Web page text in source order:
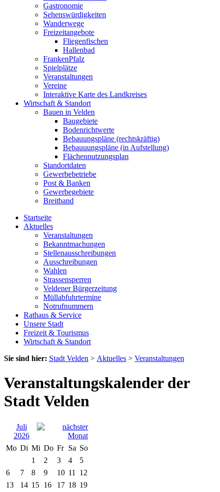
Gastronomie
Sehenswürdigkeiten
Wanderwege
Freizeitangebote
Fliegenfischen
Hallenbad
FrankenPfalz
Spielplätze
Veranstaltungen
Vereine
Interaktive Karte des Landkreises
Wirtschaft & Standort
Bauen in Velden
Baugebiete
Bodenrichtwerte
Bebauungspläne (rechtskräftig)
Bebauuungspläne (in Aufstellung)
Flächennutzungsplan
Standortdaten
Gewerbebetriebe
Post & Banken
Gewerbegebiete
Breitband
Startseite
Aktuelles
Veranstaltungen
Bekanntmachungen
Stellenausschreibungen
Ausschreibungen
Wahlen
Strassensperren
Veldener Bürgerzeitung
Müllabfuhrtermine
Notrufnummern
Rathaus & Service
Unsere Stadt
Freizeit & Tourismus
Wirtschaft & Standort
Sie sind hier: Stadt Velden > Aktuelles > Veranstaltungen
Veranstaltungskalender der
Stadt Velden
Juli
2026
Mo Di Mi Do Fr Sa So
1
2 3 4
5
6
7 8 9 10 11
12
13
14 15 16 17 18 19